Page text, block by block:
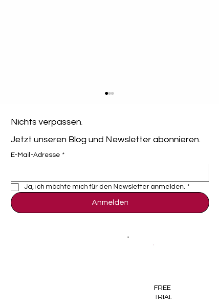
Browser-basiertes MDM: Warum Admin-
Clients aussterben
Jetzt unseren Blog und Newsletter abonnieren.
E-Mail-Adresse *
Ja, ich möchte mich für den Newsletter anmelden. *
Anmelden
FREE
TRIAL